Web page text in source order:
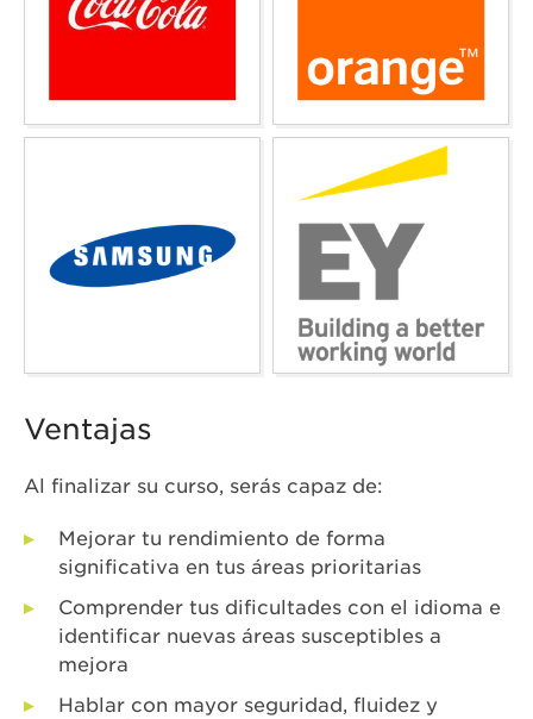
Ventajas
Al finalizar su curso, serás capaz de:
Mejorar tu rendimiento de forma
significativa en tus áreas prioritarias
Comprender tus dificultades con el idioma e
identificar nuevas áreas susceptibles a
mejora
Hablar con mayor seguridad, fluidez y